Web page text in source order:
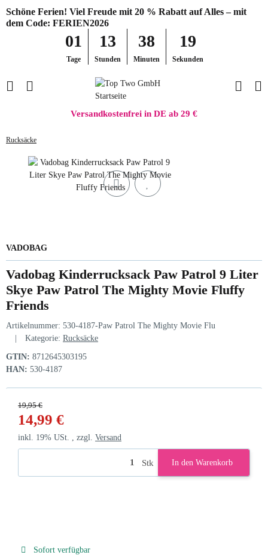
Schöne Ferien! Viel Freude mit 20 % Rabatt auf Alles – mit
dem Code: FERIEN2026
01
Tage
13
Stunden
38
Minuten
19
Sekunden
Versandkostenfrei in DE ab 29 €
Rucksäcke
VADOBAG
Vadobag Kinderrucksack Paw Patrol 9 Liter
Skye Paw Patrol The Mighty Movie Fluffy
Friends
Artikelnummer: 530-4187-Paw Patrol The Mighty Movie Flu
Kategorie: Rucksäcke
GTIN: 8712645303195
HAN: 530-4187
19,95 €
14,99 €
inkl. 19% USt. , zzgl. Versand
Stk In den Warenkorb
Sofort verfügbar